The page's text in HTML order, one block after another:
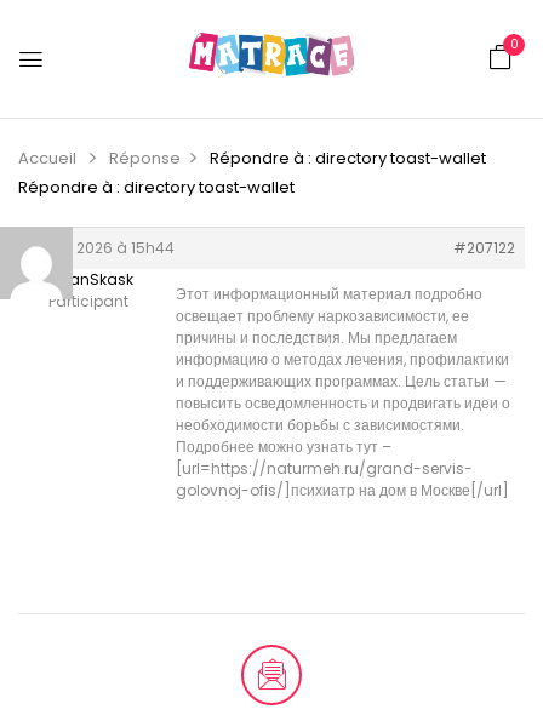
0
Accueil Réponse
Répondre à : directory toast-wallet
Répondre à : directory toast-wallet
18 juin 2026 à 15h44
#207122
NormanSkask
Participant
Этот информационный материал подробно
освещает проблему наркозависимости, ее
причины и последствия. Мы предлагаем
информацию о методах лечения, профилактики
и поддерживающих программах. Цель статьи —
повысить осведомленность и продвигать идеи о
необходимости борьбы с зависимостями.
Подробнее можно узнать тут –
[url=https://naturmeh.ru/grand-servis-
golovnoj-ofis/]психиатр на дом в Москве[/url]